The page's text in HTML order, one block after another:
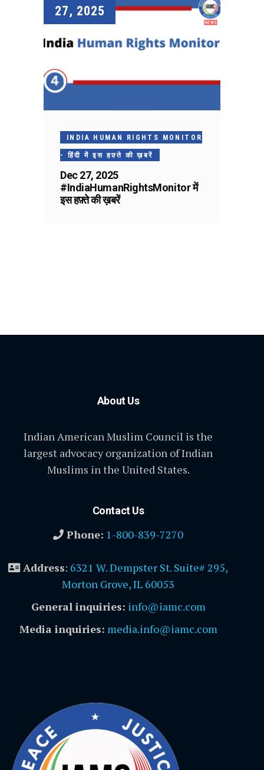
27, 2025
INDIA HUMAN RIGHTS MONITOR
- हिंदी में इस हफ़्ते की ख़बरें
Dec 27, 2025
#IndiaHumanRightsMonitor में
इस हफ़्ते की ख़बरें
About Us
Indian American Muslim Council is the
largest advocacy organization of Indian
Muslims in the United States.
Contact Us
Phone: 1-800-839-7270
Address: 6321 W. Dempster St. Suite# 295,
Morton Grove, IL 60053
General inquiries: info@iamc.com
Media inquiries: media.info@iamc.com